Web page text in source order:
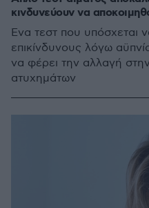
κινδυνεύουν να
Ένα τεστ που υπόσχεται
επικίνδυνους λόγω
να φέρει την αλλαγή
ατυχημάτων